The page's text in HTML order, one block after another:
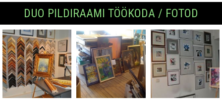
DUO PILDIRAAMI TÖÖKODA / FOTOD